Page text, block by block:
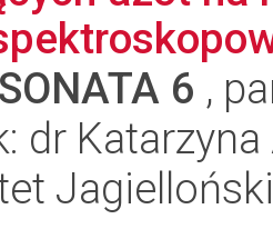
SONATA 6 ,
dr